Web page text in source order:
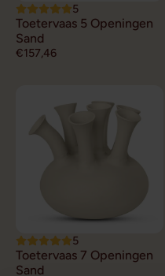
5
Toetervaas 5 Openingen
Sand
€157,46
5
Toetervaas 7 Openingen
Sand